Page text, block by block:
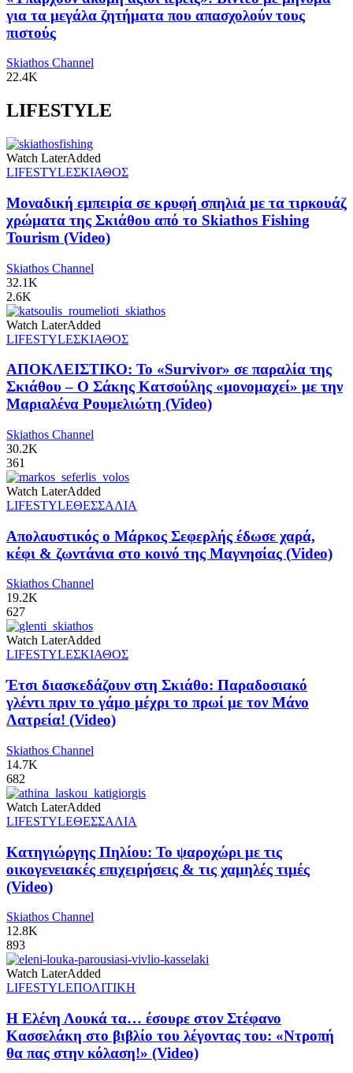
για τα μεγάλα ζητήματα που απασχολούν τους
πιστούς
Skiathos Channel
22.4K
LIFESTYLE
Watch LaterAdded
LIFESTYLEΣΚΙΑΘΟΣ
Μοναδική εμπειρία σε κρυφή σπηλιά με τα τιρκουάζ
χρώματα της Σκιάθου από το Skiathos Fishing
Tourism (Video)
Skiathos Channel
32.1K
2.6K
Watch LaterAdded
LIFESTYLEΣΚΙΑΘΟΣ
ΑΠΟΚΛΕΙΣΤΙΚΟ: Το «Survivor» σε παραλία της
Σκιάθου – Ο Σάκης Κατσούλης «μονομαχεί» με την
Μαριαλένα Ρουμελιώτη (Video)
Skiathos Channel
30.2K
361
Watch LaterAdded
LIFESTYLEΘΕΣΣΑΛΙΑ
Απολαυστικός ο Μάρκος Σεφερλής έδωσε χαρά,
κέφι & ζωντάνια στο κοινό της Μαγνησίας (Video)
Skiathos Channel
19.2K
627
Watch LaterAdded
LIFESTYLEΣΚΙΑΘΟΣ
Έτσι διασκεδάζουν στη Σκιάθο: Παραδοσιακό
γλέντι πριν το γάμο μέχρι το πρωί με τον Μάνο
Λατρεία! (Video)
Skiathos Channel
14.7K
682
Watch LaterAdded
LIFESTYLEΘΕΣΣΑΛΙΑ
Κατηγιώργης Πηλίου: Το ψαροχώρι με τις
οικογενειακές επιχειρήσεις & τις χαμηλές τιμές
(Video)
Skiathos Channel
12.8K
893
Watch LaterAdded
LIFESTYLEΠΟΛΙΤΙΚΗ
Η Ελένη Λουκά τα… έσουρε στον Στέφανο
Κασσελάκη στο βιβλίο του λέγοντας του: «Ντροπή
θα πας στην κόλαση!» (Video)